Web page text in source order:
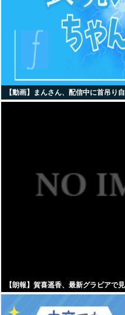
【動画】まんさん、配信中に首吊り
【朗報】賀喜遥香、最新グラビアで